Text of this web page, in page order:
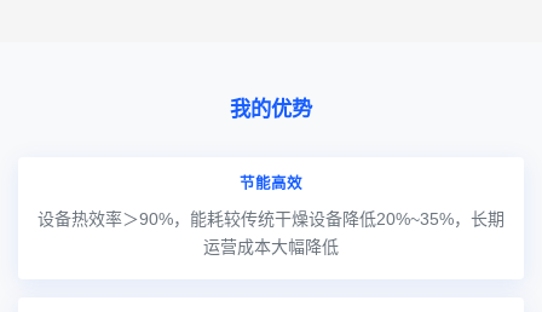
我的优势
节能高效
设备热效率＞90%，能耗较传统干燥设备降低20%~35%，长期
运营成本大幅降低